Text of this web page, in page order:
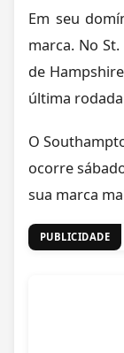
Em seu
marca. No
de
última
O
ocorre
sua marca
PUBLICIDADE